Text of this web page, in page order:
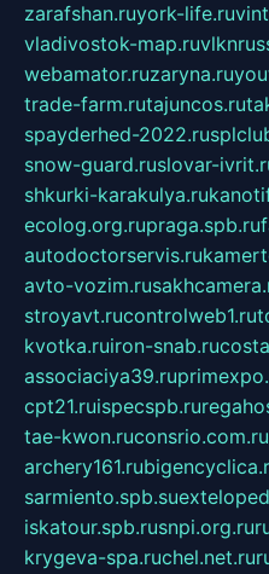
zarafshan.ruyork-life.ru
vladivostok-map.ru
webamator.ruzaryna.ru
trade-farm.rutajuncos.ru
spayderhed-2022.ru
snow-guard.ruslovar-
shkurki-karakulya.ru
ecolog.org.rupraga.spb.ru
autodoctorservis.ru
avto-vozim.ru
stroyavt.rucontrolweb1.ru
kvotka.ruiron-snab.ru
associaciya39.ru
cpt21.ruispecspb.ru
tae-kwon.ruconsrio.com.ru
archery161.ru
sarmiento.spb.su
iskatour.spb.rusnpi.org.ru
krygeva-spa.ruchel.net.ru